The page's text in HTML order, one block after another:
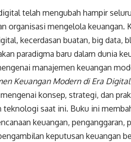
telah mengubah hampir
organisasi mengelola
kecerdasan buatan, big data,
paradigma baru dalam dunia
manajemen keuangan
Keuangan Modern di Era Digital
konsep, strategi, dan
teknologi saat ini. Buku ini
keuangan,
keputusan keuangan